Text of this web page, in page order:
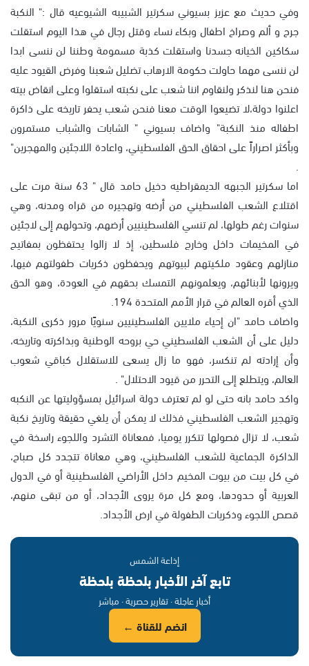
وفي حديث مع عزيز بسيوني سكرتير الشبيبه الشيوعيه قال :" النكبة
جرح و ألم وصراخ اطفال وبكاء نساء وقتل رجال في هذا اليوم استقلت
سكاكين الخيانه جسدنا واستقلت كذبة مسمومة وطننا لن ننسى ابدا
لن ننسى مهما حاولت حكومة الارهاب تضليل شعبنا وفرض القيود عليه
فنحن هنا لنذكر ولنقاوم اننا شعب على نكبته استقلوا وعلى انقاض بيته
اعلنوا دولة،لا تضيعوا الوقت معنا فنحن شعب يحفر تاريخه على ذاكرة
اطفاله منذ النكبة" واضاف بسيوني " الشابات والشباب مستمرون
وبأكثر اصراراً على احقاق الحق الفلسطيني، واعادة اللاجئين والمهجرين"
.
اما سكرتير الجبهه الديمقراطيه دخيل حامد قال " 63 سنة مرت على
اقتلاع الشعب الفلسطيني من أرضه وتهجيره من قراه ومدنه، وهي
سنوات رغم طولها، لم تنسي الفلسطينيين أرضهم، وتحولهم إلى لاجئين
في المخيمات داخل وخارج فلسطين، إذ لا زالوا يحتفظون بمفاتيح
منازلهم وعقود ملكيتهم لبيوتهم ويحفظون ذكريات طفولتهم فيها،
ويرونها لأبنائهم، ويعلمونهم التمسك بحقهم في العودة، وهو الحق
الذي أقره العالم في قرار الأمم المتحدة 194.
واضاف حامد "ان إحياء ملايين الفلسطينيين سنويًا مرور ذكرى النكبة،
دليل على أن الشعب الفلسطيني حي بروحه الوطنية وبذاكرته وتاريخه،
وأن إرادته لم تنكسر، فهو ما زال يسعى للاستقلال كباقي شعوب
العالم، ويتطلع إلى التحرر من قيود الاحتلال" .
واكد حامد بانه حتى لو لم تعترف دولة اسرائيل بمسؤوليتها عن النكبه
وتهجير الشعب الفلسطيني فذلك لا يمكن أن يلغي حقيقة وتاريخ نكبة
شعب، لا تزال فصولها تتكرر يوميا، فمعاناة التشرد واللجوء راسخة في
الذاكرة الجماعية للشعب الفلسطيني، وهي معاناة تتجدد كل صباح،
في كل بيت من بيوت المخيم داخل الأراضي الفلسطينية أو في الدول
العربية أو حدودها، ومع كل مرة يروى الأجداد، أو من تبقى منهم،
قصص اللجوء وذكريات الطفولة في ارض الأجداد.
إذاعة الشمس
تابع آخر الأخبار بلحظة بلحظة
أخبار عاجلة · تقارير حصرية · مباشر
انضم للقناة ←